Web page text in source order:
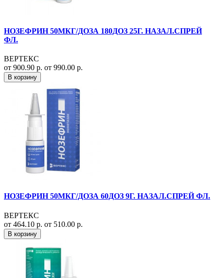
НОЗЕФРИН 50МКГ/ДОЗА 180ДОЗ 25Г. НАЗАЛ.СПРЕЙ
ФЛ.
ВЕРТЕКС
от 900.90 р. от 990.00 р.
В корзину
НОЗЕФРИН 50МКГ/ДОЗА 60ДОЗ 9Г. НАЗАЛ.СПРЕЙ ФЛ.
ВЕРТЕКС
от 464.10 р. от 510.00 р.
В корзину